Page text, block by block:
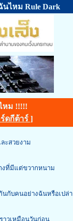
นไหม Rule Dark
หม !!!!!
ดกีต้าร์ ]
ะสวยงาม
งที่มีแต่ขวากหนาม
นกับคนอย่างฉันหรือเปล่า
าวเหมือนวันก่อน